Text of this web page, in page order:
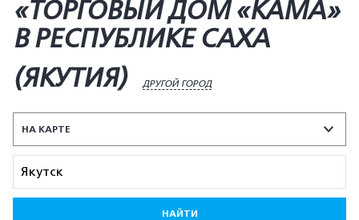
«ТОРГОВЫЙ ДОМ «КАМА»
В РЕСПУБЛИКЕ САХА
(ЯКУТИЯ)
ДРУГОЙ ГОРОД
НА КАРТЕ
НАЙТИ